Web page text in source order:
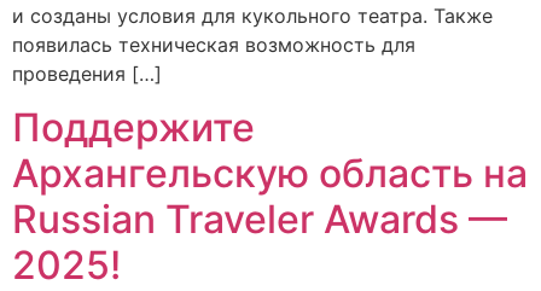
и созданы условия для кукольного театра. Также
появилась техническая возможность для
проведения […]
Поддержите
Архангельскую область на
Russian Traveler Awards —
2025!